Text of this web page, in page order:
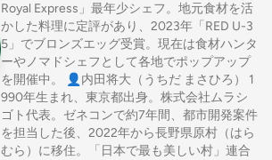
Royal Express」最年少シェフ。地元食材を活
かした料理に定評があり、2023年「RED U-3
5」でブロンズエッグ受賞。現在は食材ハンタ
ーやノマドシェフとして各地でポップアップ
を開催中。 👤内田将大（うちだ まさひろ） 1
990年生まれ、東京都出身。株式会社ムラシ
ゴト代表。ゼネコンで約7年間、都市開発案件
を担当した後、2022年から長野県原村（はら
むら）に移住。「日本で最も美しい村」連合